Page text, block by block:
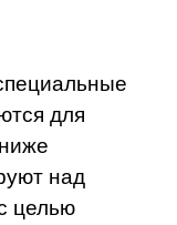
для
над
целью